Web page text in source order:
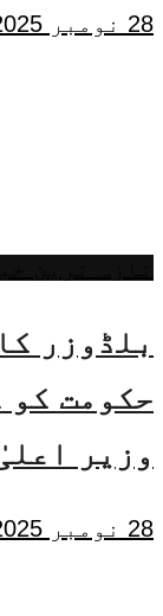
28 نومبر 2025
بلڈوزر
حکومت کو
وزیر
28 نومبر 2025